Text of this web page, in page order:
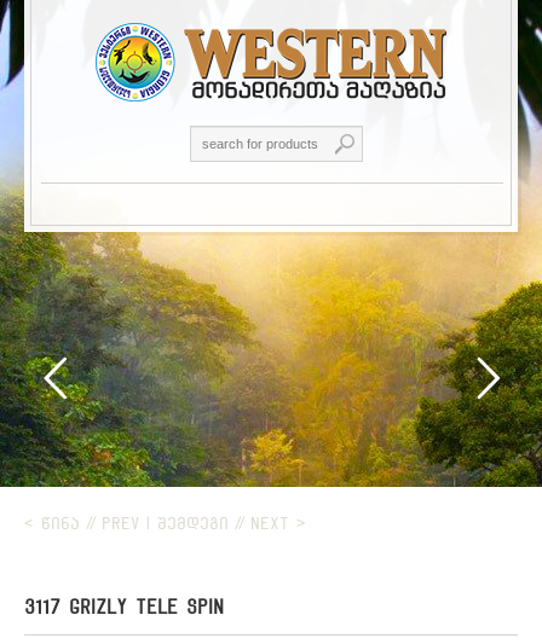
< ᲬᲘᲜᲐ // PREV ᲨᲔᲛᲓᲔᲒᲘ // NEXT >
3117 GRIZLY TELE SPIN